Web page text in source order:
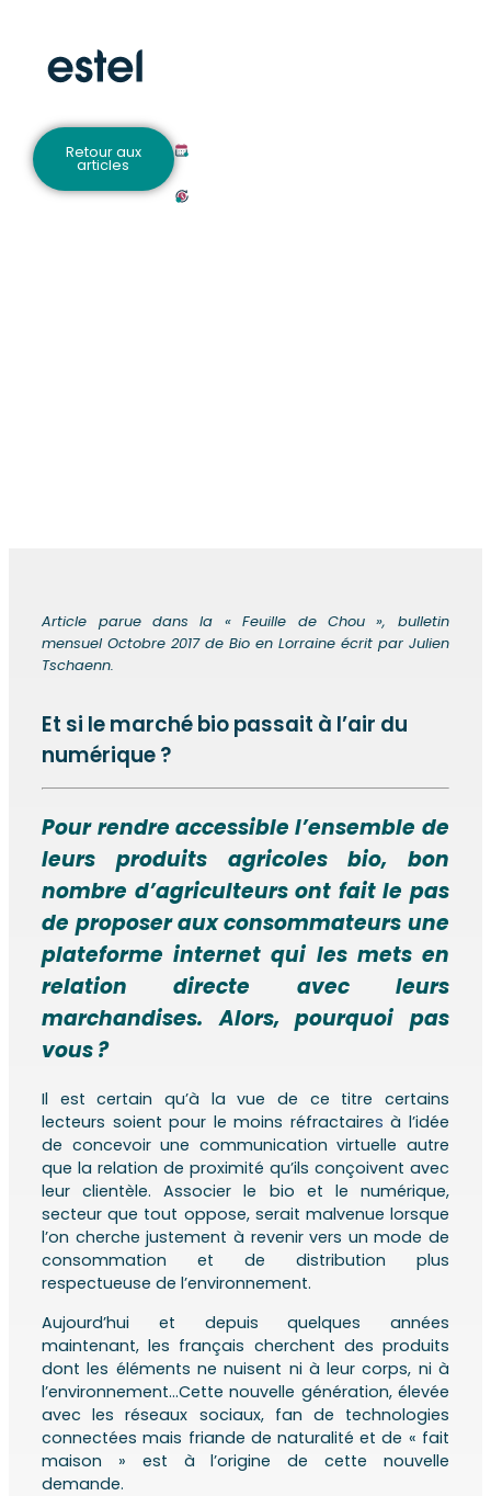
Retour aux
articles
Article parue dans la « Feuille de Chou », bulletin
mensuel Octobre 2017 de Bio en Lorraine écrit par Julien
Tschaenn.
Et si le marché bio passait à l’air du
numérique ?
Pour rendre accessible l’ensemble de
leurs produits agricoles bio, bon
nombre d’agriculteurs ont fait le pas
de proposer aux consommateurs une
plateforme internet qui les mets en
relation directe avec leurs
marchandises. Alors, pourquoi pas
vous ?
Il est certain qu’à la vue de ce titre certains
lecteurs soient pour le moins réfractaires à l’idée
de concevoir une communication virtuelle autre
que la relation de proximité qu’ils conçoivent avec
leur clientèle. Associer le bio et le numérique,
secteur que tout oppose, serait malvenue lorsque
l’on cherche justement à revenir vers un mode de
consommation et de distribution plus
respectueuse de l’environnement.
Aujourd’hui et depuis quelques années
maintenant, les français cherchent des produits
dont les éléments ne nuisent ni à leur corps, ni à
l’environnement…Cette nouvelle génération, élevée
avec les réseaux sociaux, fan de technologies
connectées mais friande de naturalité et de « fait
maison » est à l’origine de cette nouvelle
demande.